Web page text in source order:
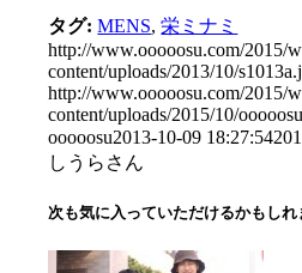
タグ: MENS,栄ミナミ
http://www.ooooosu.com/2015/
content/uploads/2013/10/
http://www.ooooosu.com/2015/
content/uploads/2015/10/
ooooosu2013-10-09 18:27:54
しうらさん
次も気に入っていただけるかもしれ